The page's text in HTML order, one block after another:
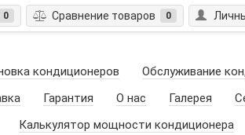
0 Сравнение товаров 0
кондиционеров
Обслуживание
Гарантия О нас Галерея
Калькулятор мощности кондиционера